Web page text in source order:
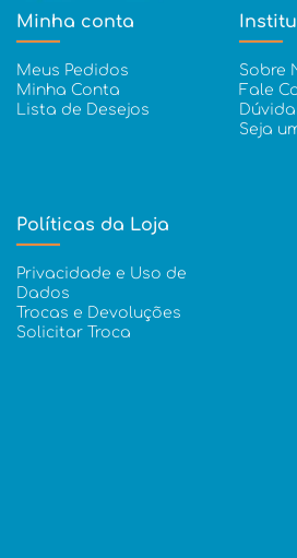
Minha conta
Meus Pedidos
Minha Conta
Lista de Desejos
Sobre
Fale
Seja
Políticas da Loja
Privacidade e Uso de
Dados
Trocas e Devoluções
Solicitar Troca